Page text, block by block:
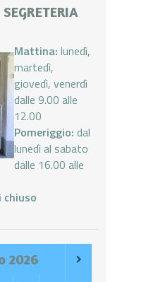
Mattina: lunedì,
martedì,
giovedì, venerdì
dalle 9.00 alle
12.00
Pomeriggio: dal
lunedì al sabato
dalle 16.00 alle
chiuso
2026